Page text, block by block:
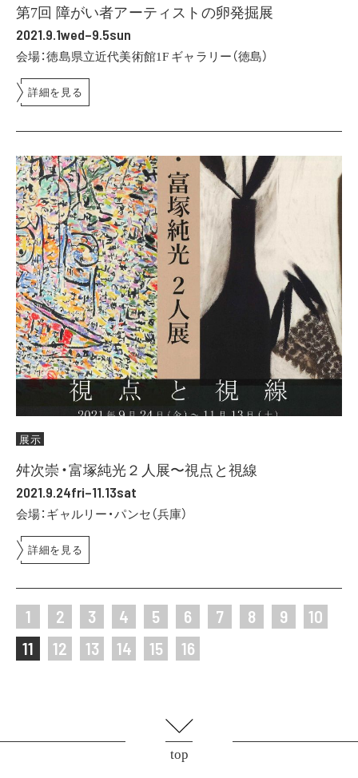
第7回 障がい者アーティストの卵発掘展
2021.9.1wed–9.5sun
会場：徳島県立近代美術館1F ギャラリー（徳島）
詳細を見る
展示
舛次崇・富塚純光２人展〜視点と視線
2021.9.24fri–11.13sat
会場：ギャルリー・パンセ（兵庫）
詳細を見る
1 2 3 4 5 6 7 8 9
10
11
12 13 14 15 16
top